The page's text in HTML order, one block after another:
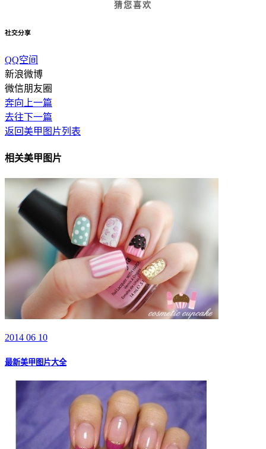
猜您喜欢
社交分享
QQ空间
新浪微博
微信朋友圈
奔向上一篇
去往下一篇
返回美甲图片列表
相关美甲图片
2014 06 10
最新美甲图片大全